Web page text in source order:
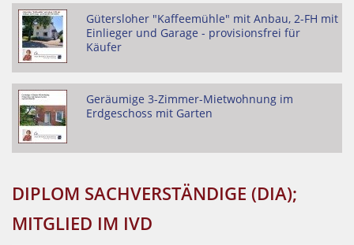
Gütersloher "Kaffeemühle" mit Anbau, 2-FH mit
Einlieger und Garage - provisionsfrei für
Käufer
Geräumige 3-Zimmer-Mietwohnung im
Erdgeschoss mit Garten
DIPLOM SACHVERSTÄNDIGE (DIA);
MITGLIED IM IVD